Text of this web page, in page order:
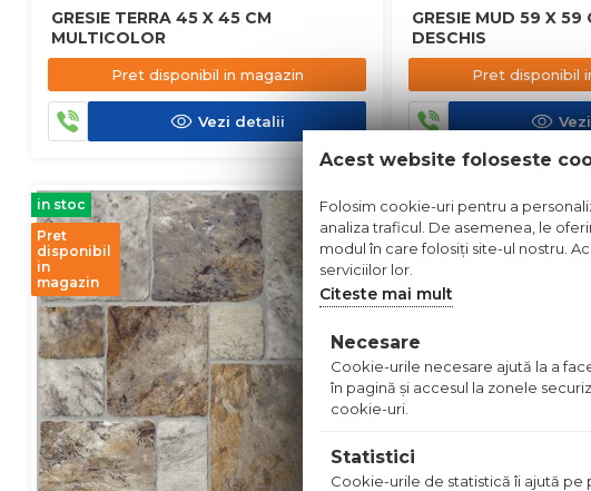
GRESIE TERRA 45 X 45 CM
MULTICOLOR
Pret disponibil in magazin
Vezi detalii
GRESIE MUD 59 X 59
DESCHIS
Pret disponibil
in stoc
Pret
disponibil
in
magazin
in stoc
Acest website foloseste
Folosim cookie-uri pentru a
analiza traficul. De asemenea, le
modul în care folosiți site-ul nostru.
serviciilor lor.
Citeste mai mult
Necesare
Cookie-urile necesare ajută la a
în pagină şi accesul la zonele
cookie-uri.
Statistici
Cookie-urile de statistică îi ajută